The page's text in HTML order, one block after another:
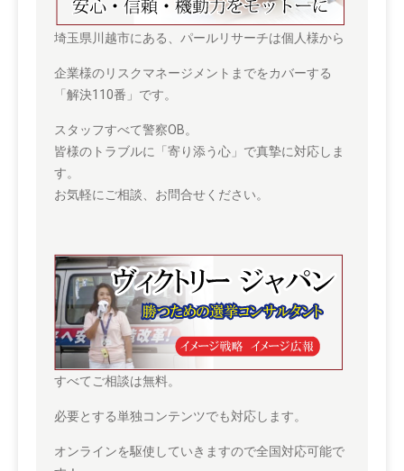
埼玉県川越市にある、パールリサーチは個人様から
企業様のリスクマネージメントまでをカバーする
「解決110番」です。
スタッフすべて警察OB。
皆様のトラブルに「寄り添う心」で真摯に対応しま
す。
お気軽にご相談、お問合せください。
すべてご相談は無料。
必要とする単独コンテンツでも対応します。
オンラインを駆使していきますので全国対応可能で